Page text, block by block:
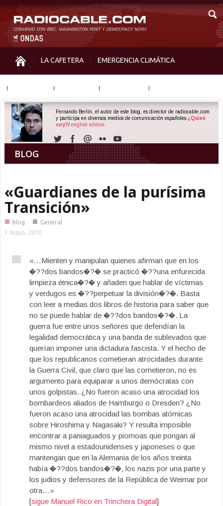
LA CAFETERA EMERGENCIA CLIMÁTICA
BLOG
Fernando Berlín, el autor de este blog, es director de radiocable.com
y participa en diversos medios de comunicación españoles. ¿Quien
soy?/ english edition.
«Guardianes de la purísima
Transición»
■ blog ■ General
3 mayo, 2010
«…Mienten y manipulan quienes afirman que en los
�??dos bandos�?� se practicó �??una enfurecida
limpieza étnica�?� y añaden que hablar de víctimas
y verdugos es �??perpetuar la división�?�. Basta
con leer a medias dos libros de historia para saber que
no se puede hablar de �??dos bandos�?�. La
guerra fue entre unos señores que defendían la
legalidad democrática y una banda de sublevados que
querían imponer una dictadura fascista. Y el hecho de
que los republicanos cometieran atrocidades durante
la Guerra Civil, que claro que las cometieron, no es
argumento para equiparar a unos demócratas con
unos golpistas. ¿No fueron acaso una atrocidad los
bombardeos aliados de Hamburgo o Dresden? ¿No
fueron acaso una atrocidad las bombas atómicas
sobre Hiroshima y Nagasaki? Y resulta imposible
encontrar a paniaguados y piomoas que pongan al
mismo nivel a estadounidenses y japoneses o que
mantengan que en la Alemania de los años treinta
había �??dos bandos�?�, los nazis por una parte y
los judios y defensores de la República de Weimar por
otra…»
[sigue Manuel Rico en Trinchera Digital]